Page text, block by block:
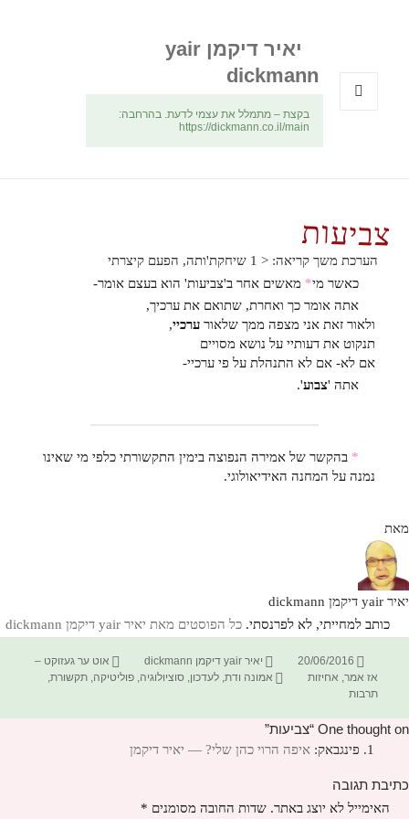
יאיר דיקמן yair
dickmann
בקצת – מתמלל את עצמי לדעת. בהרחבה:
https://dickmann.co.il/main
צביעות
הערכת משך קריאה: < 1
שיחקת'ותה, הפעם קיצרתי
כאשר מי* מאשים אחר ב'צביעות' הוא בעצם אומר-
אתה אומר כך ואחרת, שתואם את ערכיך,
ולאור זאת אני מצפה ממך שלאורערכיי,
תנקוט את דעותיי על נושא מסויים
אם לא- אם לא התנהלת על פי ערכיי-
אתה 'צבוע'.
* בהקשר של אמירה הנפוצה בימין התקשורתי כלפי מי שאינו
נמנה על המחנה האידיאולוגי.
מאת
יאיר yair דיקמן dickmann
כותב למחייתי, לא לפרנסתי. כל הפוסטים מאת יאיר yair דיקמן dickmann‏
פורסם
בתאריך
20/06/2016 מחבר
יאיר yair דיקמן dickmann קטגוריות
אוט ער געזוקט –
אז אמר, אחיזות תגיות
אמונה ודת,לעדכון,סוציולוגיה,פוליטיקה,תקשורת,
תרבות
One thought on “צביעות”
פינגבאק:איפה הרוי כהן שלי? — יאיר דיקמן
כתיבת תגובה
האימייל לא יוצג באתר. שדות החובה מסומנים *